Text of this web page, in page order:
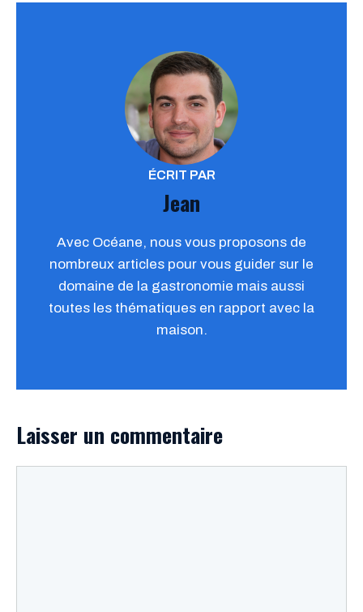
ÉCRIT PAR
Jean
Avec Océane, nous vous proposons de
nombreux articles pour vous guider sur le
domaine de la gastronomie mais aussi
toutes les thématiques en rapport avec la
maison.
Laisser un commentaire